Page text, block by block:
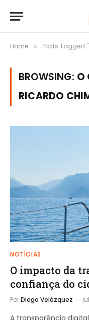
Home » Posts Tagged
BROWSING: O
RICARDO
NOTÍCIAS
O impacto da
confiança do
PorDiego Velázquez
A transparência